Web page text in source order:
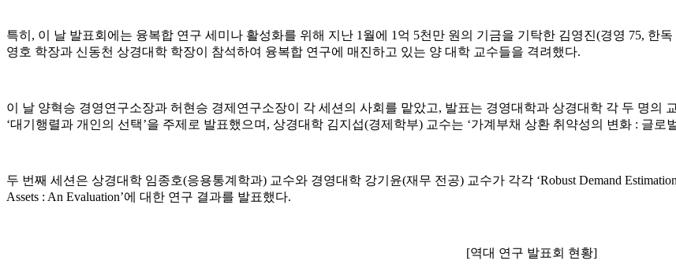
특히, 이 날 발표회에는 융복합 연구 세미나 활성화를 위해 지난 1월에 1억 5천만 원의 기금을 기탁한 김영진(경영 75, 한
영호 학장과 신동천 상경대학 학장이 참석하여 융복합 연구에 매진하고 있는 양 대학 교수들을 격려했다.
이 날 양혁승 경영연구소장과 허현승 경제연구소장이 각 세션의 사회를 맡았고, 발표는 경영대학과 상경대학 각 두 명의
‘대기행렬과 개인의 선택’을 주제로 발표했으며, 상경대학 김지섭(경제학부) 교수는 ‘가계부채 상환 취약성의 변화 : 글
두 번째 세션은 상경대학 임종호(응용통계학과) 교수와 경영대학 강기윤(재무 전공) 교수가 각각 ‘Robust Demand Estimation
Assets : An Evaluation’에 대한 연구 결과를 발표했다.
[역대 연구 발표회 현황]